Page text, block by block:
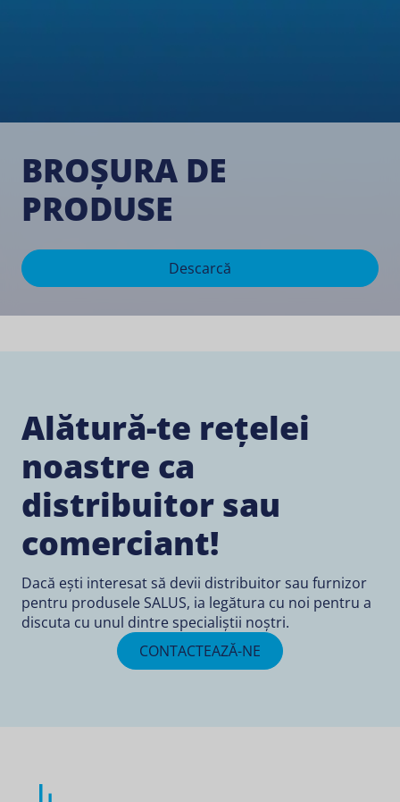
BROȘURA DE
PRODUSE
Descarcă
Alătură-te rețelei
noastre ca
distribuitor sau
comerciant!
Dacă ești interesat să devii distribuitor sau furnizor
pentru produsele SALUS, ia legătura cu noi pentru a
discuta cu unul dintre specialiștii noștri.
CONTACTEAZĂ-NE